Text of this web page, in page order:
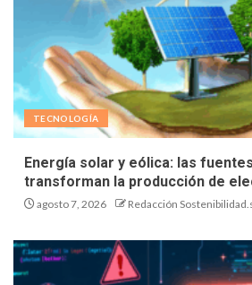
TECNOLOGÍA
Energía solar y eólica: las
transforman la producción de
agosto 7, 2026 Redacción